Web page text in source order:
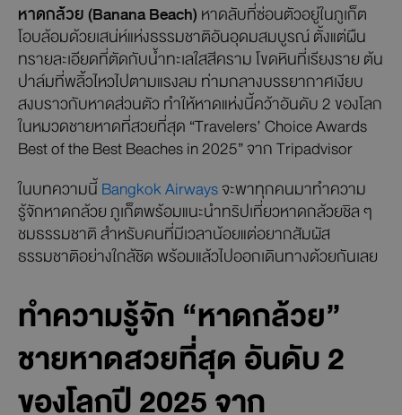
หาดกล้วย (Banana Beach) หาดลับที่ซ่อนตัวอยู่ในภูเก็ต
โอบล้อมด้วยเสน่ห์แห่งธรรมชาติอันอุดมสมบูรณ์ ตั้งแต่ผืน
ทรายละเอียดที่ตัดกับน้ำทะเลใสสีคราม โขดหินที่เรียงราย ต้น
ปาล์มที่พลิ้วไหวไปตามแรงลม ท่ามกลางบรรยากาศเงียบ
สงบราวกับหาดส่วนตัว ทำให้หาดแห่งนี้คว้าอันดับ 2 ของโลก
ในหมวดชายหาดที่สวยที่สุด “Travelers’ Choice Awards
Best of the Best Beaches in 2025” จาก Tripadvisor
ในบทความนี้Bangkok Airwaysจะพาทุกคนมาทำความ
รู้จักหาดกล้วย ภูเก็ตพร้อมแนะนำทริปเที่ยวหาดกล้วยชิล ๆ
ชมธรรมชาติ สำหรับคนที่มีเวลาน้อยแต่อยากสัมผัส
ธรรมชาติอย่างใกล้ชิด พร้อมแล้วไปออกเดินทางด้วยกันเลย
ทำความรู้จัก “หาดกล้วย”
ชายหาดสวยที่สุด อันดับ 2
ของโลกปี 2025 จาก